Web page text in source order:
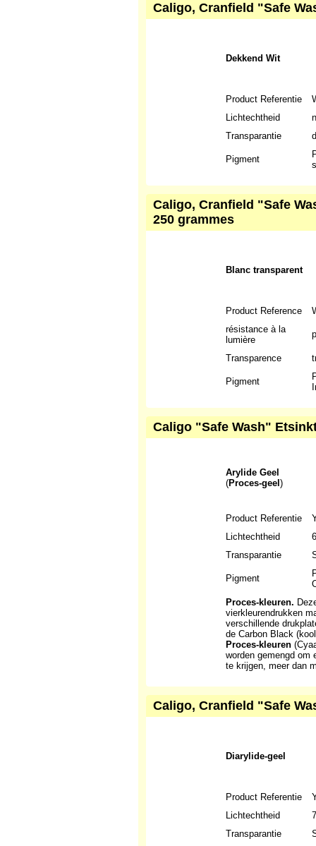
Caligo, Cranfield "Safe
Dekkend Wit
Product Referentie
Lichtechtheid
Transparantie
Pigment
Caligo, Cranfield "Safe
250 grammes
Blanc transparent
Product Reference
résistance à la
lumière
Transparence
Pigment
Caligo "Safe Wash"
Arylide Geel
(Proces-geel )
Product Referentie
Lichtechtheid
Transparantie
Pigment
Proces-kleuren.
vierkleurendrukken
verschillende
de Carbon Black
Proces-kleuren
worden gemengd om
te krijgen, meer dan
Caligo, Cranfield "Safe
Diarylide-geel
Product Referentie
Lichtechtheid
7
Transparantie